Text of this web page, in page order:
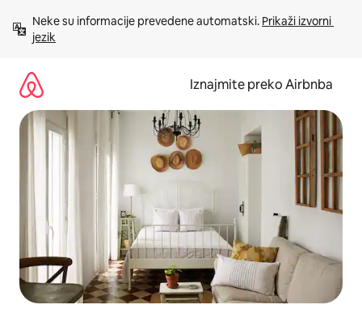
sadržaj
Neke su informacije prevedene automatski. Prikaži izvorni
jezik
Iznajmite preko Airbnba